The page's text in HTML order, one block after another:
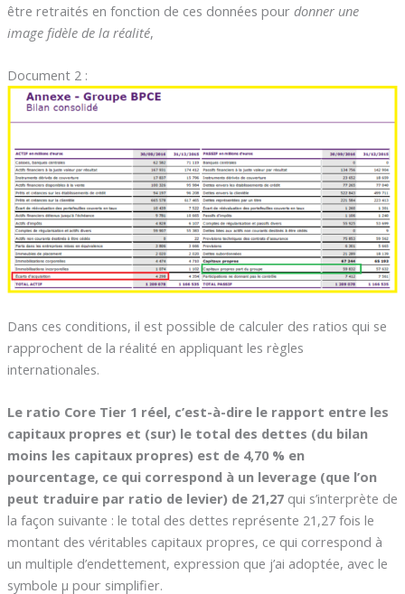
être retraités en fonction de ces données pour donner une
image fidèle de la réalité,
Document 2 :
Dans ces conditions, il est possible de calculer des ratios qui se
rapprochent de la réalité en appliquant les règles
internationales.
Le ratio Core Tier 1 réel, c’est-à-dire le rapport entre les
capitaux propres et (sur) le total des dettes (du bilan
moins les capitaux propres) est de 4,70 % en
pourcentage, ce qui correspond à un leverage (que l’on
peut traduire par ratio de levier) de 21,27qui s’interprète de
la façon suivante : le total des dettes représente 21,27 fois le
montant des véritables capitaux propres, ce qui correspond à
un multiple d’endettement, expression que j’ai adoptée, avec le
symbole µ pour simplifier.